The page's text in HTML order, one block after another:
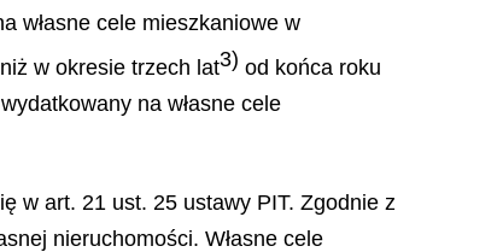
własne cele mieszkaniowe w
w okresie trzech lat3) od końca roku
na własne cele
w art. 21 ust. 25 ustawy PIT. Zgodnie z
nieruchomości. Własne cele